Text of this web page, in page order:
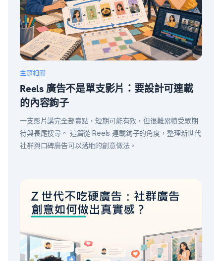
主題相關
Reels 廣告不是單支影片：要設計可連載
的內容鉤子
一支影片講完全部賣點，短期可能有效，但很難累積受眾期
待與長尾搜尋。 這篇從 Reels 連載鉤子的角度，整理新世代
社群與口碑廣告可以落地的創意做法。